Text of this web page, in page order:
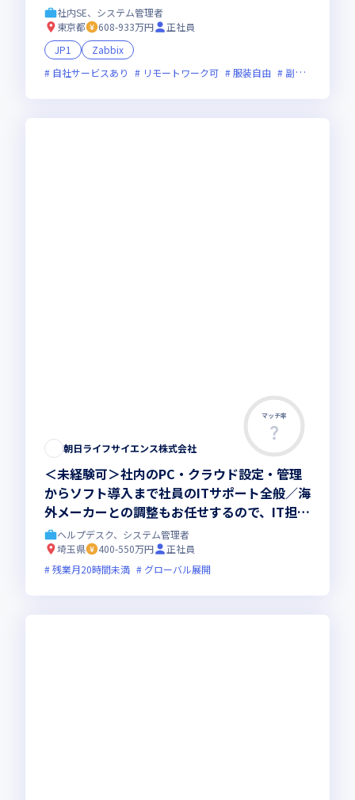
社内SE、システム管理者
東京都
608-933万円
正社員
JP1
Zabbix
自社サービスあり
リモートワーク可 服装自由 副業可
マッチ率
朝日ライフサイエンス株式会社
＜未経験可＞社内のPC・クラウド設定・管理
からソフト導入まで社員のITサポート全般／海
外メーカーとの調整もお任せするので、IT担当
としての専門性を着実に磨ける環境です。
ヘルプデスク、システム管理者
埼玉県
400-550万円
正社員
残業月20時間未満
グローバル展開